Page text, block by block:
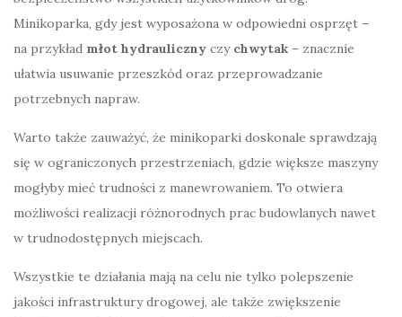
Minikoparka, gdy jest wyposażona w odpowiedni osprzęt –
na przykład młot hydrauliczny czy chwytak – znacznie
ułatwia usuwanie przeszkód oraz przeprowadzanie
potrzebnych napraw.
Warto także zauważyć, że minikoparki doskonale sprawdzają
się w ograniczonych przestrzeniach, gdzie większe maszyny
mogłyby mieć trudności z manewrowaniem. To otwiera
możliwości realizacji różnorodnych prac budowlanych nawet
w trudnodostępnych miejscach.
Wszystkie te działania mają na celu nie tylko polepszenie
jakości infrastruktury drogowej, ale także zwiększenie